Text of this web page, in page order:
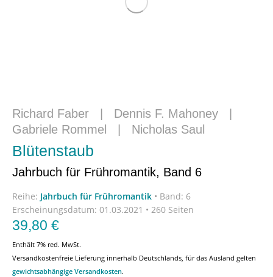
Richard Faber Dennis F. Mahoney
Gabriele Rommel
Nicholas Saul
Blütenstaub
Jahrbuch für Frühromantik, Band 6
Reihe: Jahrbuch für Frühromantik • Band: 6
Erscheinungsdatum: 01.03.2021 • 260 Seiten
39,80 €
Enthält 7% red. MwSt.
Versandkostenfreie Lieferung innerhalb Deutschlands, für das Ausland gelten
gewichtsabhängige Versandkosten.